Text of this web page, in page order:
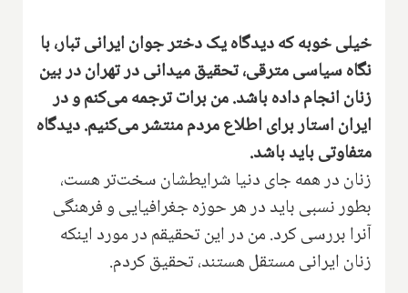
خیلی خوبه که دیدگاه یک دختر جوان ایرانی تبار‌، با
نگاه سیاسی مترقی‌، تحقیق میدانی در تهران در بین
زنان انجا‌م داده باشد‌. من برات ترجمه می‌کنم و در
ایران استار برای اطلاع مردم منتشر می‌کنیم‌. دیدگاه
متفاوتی باید باشد‌.
زنان در همه جای دنیا شرایطشان سخت‌تر هست‌،
بطور نسبی باید در هر حوزه جغرافیایی و فرهنگی
آنرا بررسی کرد‌. من در این تحقیقم در مورد اینکه
زنان ایرانی مستقل هستند‌، تحقیق کردم‌.